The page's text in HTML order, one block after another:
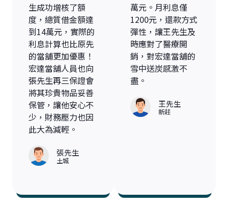
生成功增核了額
度，總質借金額達
到14萬元，實際的
利息計算也比原先
的當舖更加優惠！
宏達當舖人員也向
張先生再三保證會
將其珍貴物品妥善
保管，讓他安心不
少，財務壓力也因
此大為減輕。
張先生
土城
萬元。月利息僅
1200元，還款方式
彈性，讓王先生及
時應對了醫療開
銷，對宏達當舖的
雪中送炭感激不
盡。
王先生
新莊